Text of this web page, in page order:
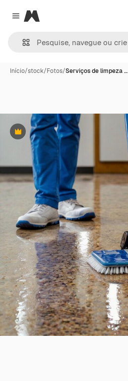
Close menu
Magnific
Início/stock/Fotos/Serviços de limpeza …
Premium